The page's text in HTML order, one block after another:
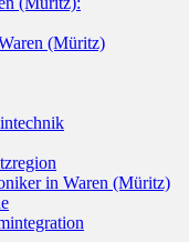
(Müritz)
in Waren (Müritz)